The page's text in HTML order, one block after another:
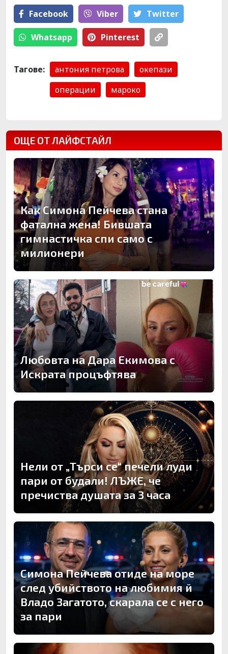
Facebook Viber Тwitter
Whatsapp Pinterest
Тагове: антония петрова
окепази
операции
мароко
ОЩЕ ОТ ЛАЙФСТАЙЛ
Как Симона Пейчева стана
фатална жена! Бившата
гимнастичка спи само с
милионери
Любовта на Дара Екимова с
Искрата процъфтява
Нели от „Търси се“ печели луди
пари от будали! ЛЪЖЕ, че
пречиства душата за 3 часа
Симона Пейчева отиде на море
след убийството на любимия й
Владо Загатото, скарала се с него
за пари